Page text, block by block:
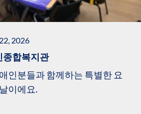
2026
합복지관
인분들과 함께하는 특별한 요
이에요.